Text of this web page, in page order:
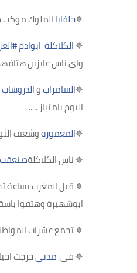
✵حلفاياالملوك موكب
✵الكلاكلة ابوادم#
واي ناس عايزين
✵السامرابوالدروشاب
اليوم بامتياز .....
✵المعمورةوشغف
✵ناس الكلاكلةصنعقت
✵قبل المغرب بساعة
ابوشهيرة وهتفوا
✵تجمع عشرات
✵في مدنيخرجت